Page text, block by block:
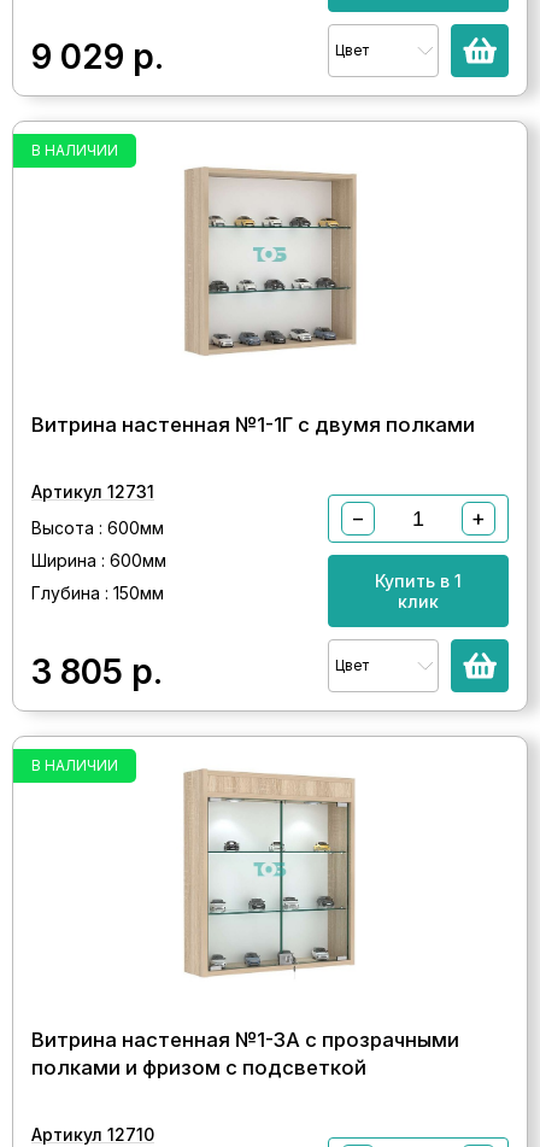
9 029 р. Цвет
В НАЛИЧИИ
Витрина настенная №1-1Г с двумя полками
Артикул 12731
Высота : 600мм
Ширина : 600мм
Глубина : 150мм
3 805 р.
− +
Купить в 1
клик
Цвет
В НАЛИЧИИ
Витрина настенная №1-3А с прозрачными
полками и фризом с подсветкой
Артикул 12710